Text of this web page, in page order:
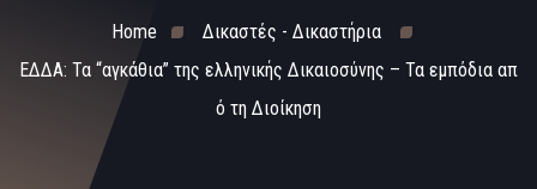
Home
Δικαστές - Δικαστήρια
ΕΔΔΑ: Τα “αγκάθια” της ελληνικής Δικαιοσύνης – Τα εμπόδια απ
ό τη Διοίκηση